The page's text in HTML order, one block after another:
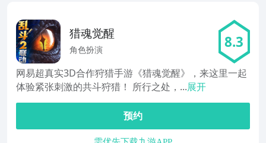
猎魂觉醒
角色扮演 8.3
网易超真实3D合作狩猎手游《猎魂觉醒》，来这里一起
体验紧张刺激的共斗狩猎！ 所行之处，...展开
预约